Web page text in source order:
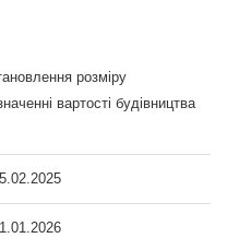
розміру
вартості будівництва